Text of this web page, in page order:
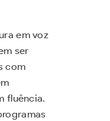
em voz
ser
com
fluência.